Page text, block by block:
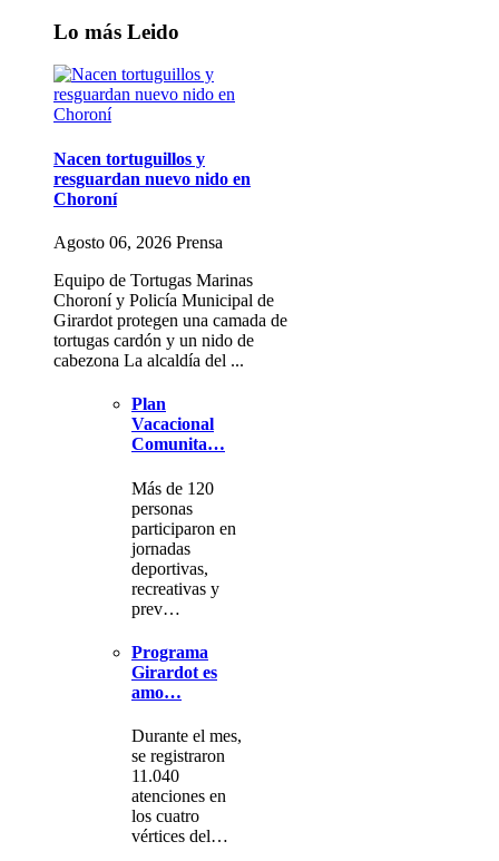
Lo más Leido
Nacen tortuguillos y
resguardan nuevo nido en
Choroní
Agosto 06, 2026 Prensa
Equipo de Tortugas Marinas
Choroní y Policía Municipal de
Girardot protegen una camada de
tortugas cardón y un nido de
cabezona La alcaldía del ...
Plan
Vacacional
Comunita…
Más de 120
personas
participaron en
jornadas
deportivas,
recreativas y
prev…
Programa
Girardot es
amo…
Durante el mes,
se registraron
11.040
atenciones en
los cuatro
vértices del…